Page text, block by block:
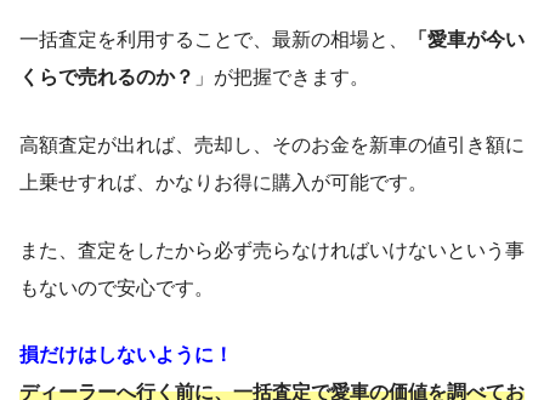
一括査定を利用することで、最新の相場と、
「愛車が今い
くらで売れるのか？ 」が把握できます。
高額査定が出れば、売却し、そのお金を新車の値引き額に
上乗せすれば、かなりお得に購入が可能です。
また、査定をしたから必ず売らなければいけないという事
もないので安心です。
損だけはしないように！
ディーラーへ行く前に、一括査定で愛車の価値を調べてお